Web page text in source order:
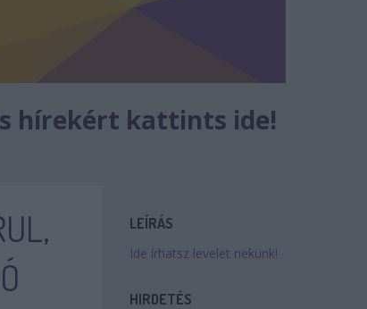
hírekért kattints ide!
LEÍRÁS
Ide írhatsz levelet nekünk!
HIRDETÉS